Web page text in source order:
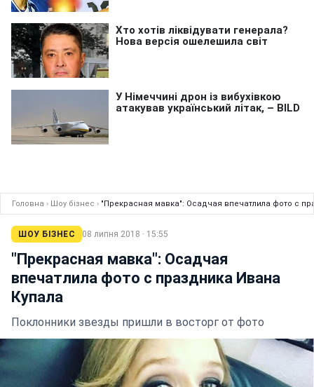
Головна › Шоу бізнес › "Прекрасная мавка": Осадчая впечатлила фото с
ШОУ БІЗНЕС 08 липня 2018 · 15:55
"Прекрасная мавка": Осадчая
впечатлила фото с праздника Ивана
Купала
Поклонники звезды пришли в восторг от фото